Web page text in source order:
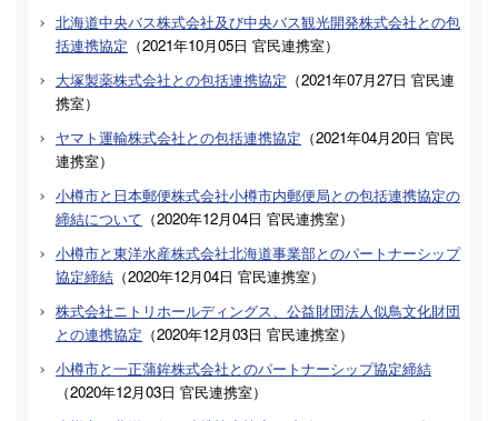
北海道中央バス株式会社及び中央バス観光開発株式会社との包
括連携協定 （2021年10月05日 官民連携室）
大塚製薬株式会社との包括連携協定 （2021年07月27日 官民連
携室）
ヤマト運輸株式会社との包括連携協定 （2021年04月20日 官民
連携室）
小樽市と日本郵便株式会社小樽市内郵便局との包括連携協定の
締結について （2020年12月04日 官民連携室）
小樽市と東洋水産株式会社北海道事業部とのパートナーシップ
協定締結 （2020年12月04日 官民連携室）
株式会社ニトリホールディングス、公益財団法人似鳥文化財団
との連携協定 （2020年12月03日 官民連携室）
小樽市と一正蒲鉾株式会社とのパートナーシップ協定締結
（2020年12月03日 官民連携室）